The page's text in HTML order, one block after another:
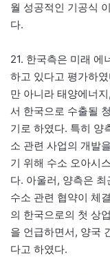
월 성공적인 기공식
다.
21. 한국측은 미래 에
하고 있다고 평가하
만 아니라 태양에너
서 한국으로 수출될
기로 하였다. 특히 양
소 관련 사업의 개발
기 위해 수소 오아시
다. 아울러, 양측은
수소 관련 협약이 체
의 한국으로의 첫 상
을 언급하면서, 양국
다고 하였다.